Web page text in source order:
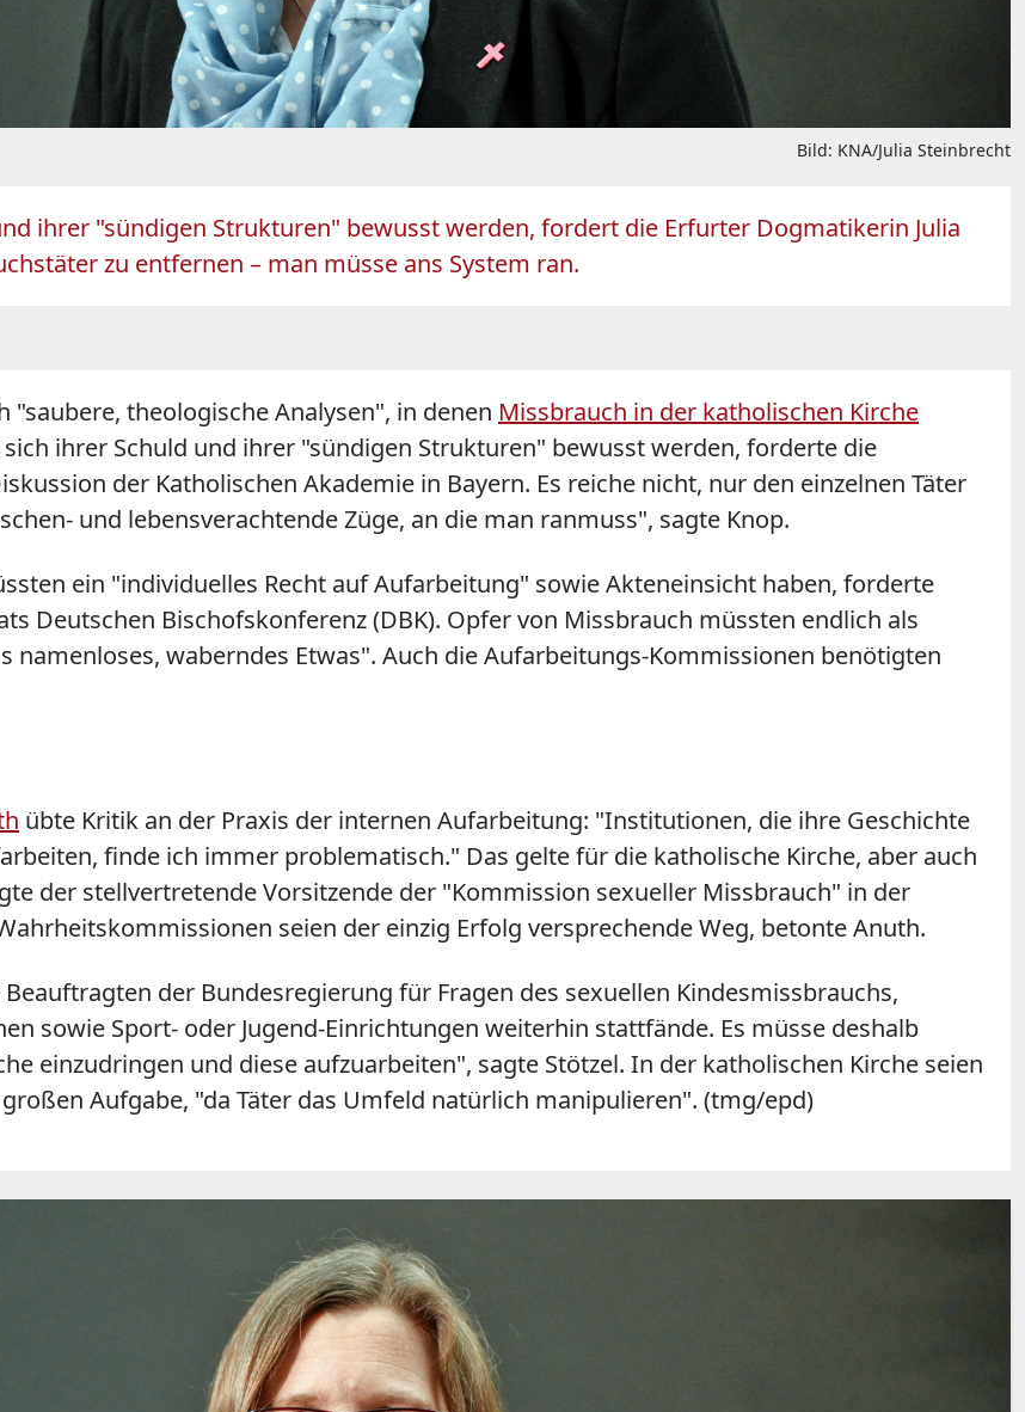
Bild: KNA/Julia Steinbrecht
ihrer "sündigen Strukturen" bewusst werden, fordert die Erfurter Dogmatikerin Julia
zu entfernen – man müsse ans System ran.
"saubere, theologische Analysen", in denen Missbrauch in der katholischen Kirche
ihrer Schuld und ihrer "sündigen Strukturen" bewusst werden, forderte die
der Katholischen Akademie in Bayern. Es reiche nicht, nur den einzelnen Täter
und lebensverachtende Züge, an die man ranmuss", sagte Knop.
ein "individuelles Recht auf Aufarbeitung" sowie Akteneinsicht haben, forderte
Deutschen Bischofskonferenz (DBK). Opfer von Missbrauch müssten endlich als
waberndes Etwas". Auch die Aufarbeitungs-Kommissionen benötigten
übte Kritik an der Praxis der internen Aufarbeitung: "Institutionen, die ihre Geschichte
finde ich immer problematisch." Das gelte für die katholische Kirche, aber auch
der stellvertretende Vorsitzende der "Kommission sexueller Missbrauch" in der
seien der einzig Erfolg versprechende Weg, betonte Anuth.
der Bundesregierung für Fragen des sexuellen Kindesmissbrauchs,
sowie Sport- oder Jugend-Einrichtungen weiterhin stattfände. Es müsse deshalb
einzudringen und diese aufzuarbeiten", sagte Stötzel. In der katholischen Kirche seien
Aufgabe, "da Täter das Umfeld natürlich manipulieren". (tmg/epd)